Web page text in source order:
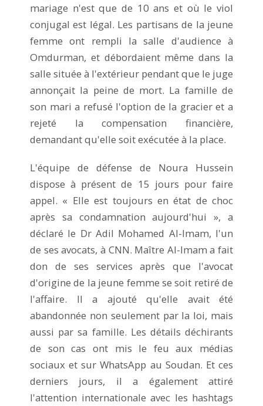
mariage n'est que de 10 ans et où le viol
conjugal est légal. Les partisans de la jeune
femme ont rempli la salle d'audience à
Omdurman, et débordaient même dans la
salle située à l'extérieur pendant que le juge
annonçait la peine de mort. La famille de
son mari a refusé l'option de la gracier et a
rejeté la compensation financière,
demandant qu'elle soit exécutée à la place.
L'équipe de défense de Noura Hussein
dispose à présent de 15 jours pour faire
appel. « Elle est toujours en état de choc
après sa condamnation aujourd'hui », a
déclaré le Dr Adil Mohamed Al-Imam, l'un
de ses avocats, à CNN. Maître Al-Imam a fait
don de ses services après que l'avocat
d'origine de la jeune femme se soit retiré de
l'affaire. Il a ajouté qu'elle avait été
abandonnée non seulement par la loi, mais
aussi par sa famille. Les détails déchirants
de son cas ont mis le feu aux médias
sociaux et sur WhatsApp au Soudan. Et ces
derniers jours, il a également attiré
l'attention internationale avec les hashtags